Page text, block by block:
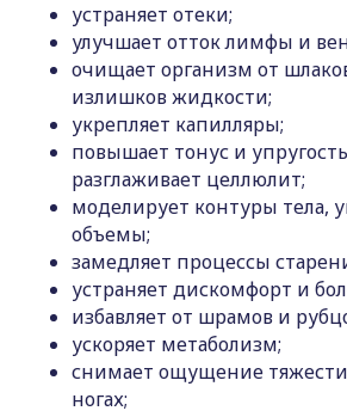
устраняет отеки;
улучшает отток лимфы и
очищает организм от
излишков жидкости;
укрепляет капилляры;
повышает тонус и
разглаживает целлюлит;
моделирует контуры тела,
объемы;
замедляет процессы
устраняет дискомфорт и
избавляет от шрамов и
ускоряет метаболизм;
снимает ощущение тяжести
ногах;